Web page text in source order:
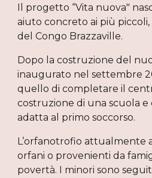
Il progetto “Vita nuova"
aiuto concreto ai più piccoli,
del Congo Brazzaville.
Dopo la costruzione del
inaugurato nel settembre
quello di completare il
costruzione di una scuola
adatta al primo soccorso.
L’orfanotrofio attualmente
orfani o provenienti da
povertà. I minori sono